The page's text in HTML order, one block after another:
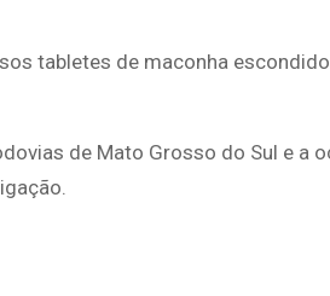
tabletes de maconha
de Mato Grosso do Sul e a